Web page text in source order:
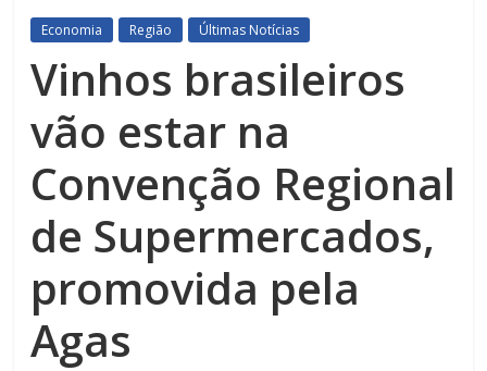
Economia Região Últimas Notícias
Vinhos brasileiros
vão estar na
Convenção Regional
de Supermercados,
promovida pela
Agas